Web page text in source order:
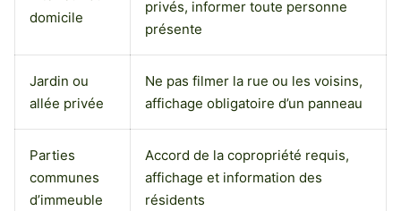
domicile
privés, informer toute personne
présente
Jardin ou
allée privée
Ne pas filmer la rue ou les voisins,
affichage obligatoire d’un panneau
Parties
communes
d’immeuble
Accord de la copropriété requis,
affichage et information des
résidents